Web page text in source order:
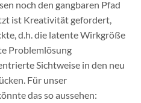
noch den gangbaren Pfad
ist Kreativität gefordert,
d.h. die latente Wirkgröße
Problemlösung
Sichtweise in den neu
Für unser
das so aussehen: